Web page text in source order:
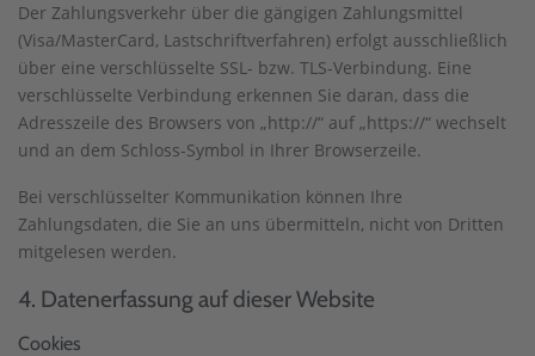
Der Zahlungsverkehr über die gängigen Zahlungsmittel
(Visa/MasterCard, Lastschriftverfahren) erfolgt ausschließlich
über eine verschlüsselte SSL- bzw. TLS-Verbindung. Eine
verschlüsselte Verbindung erkennen Sie daran, dass die
Adresszeile des Browsers von „http://“ auf „https://“ wechselt
und an dem Schloss-Symbol in Ihrer Browserzeile.
Bei verschlüsselter Kommunikation können Ihre
Zahlungsdaten, die Sie an uns übermitteln, nicht von Dritten
mitgelesen werden.
4. Datenerfassung auf dieser Website
Cookies